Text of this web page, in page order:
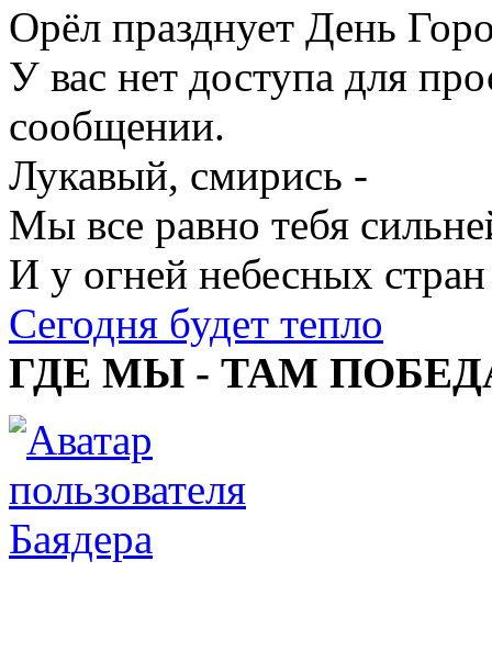
Орёл празднует День
У вас нет доступа для
сообщении.
Лукавый, смирись -
Мы все равно тебя
И у огней небесных стран
Сегодня будет тепло
ГДЕ МЫ - ТАМ
Баядера